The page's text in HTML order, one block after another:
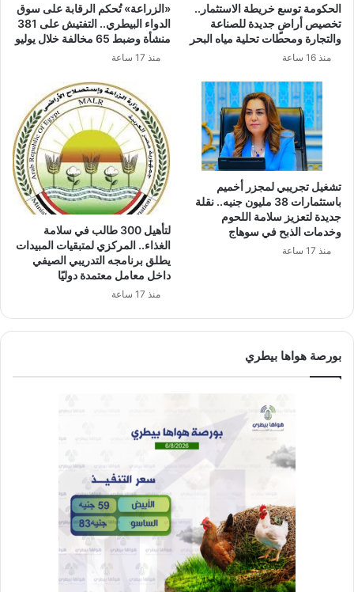
الحكومة توسع خريطة الاستثمار..
تخصيص أراضٍ جديدة للصناعة
والتجارة ومحطات تحلية مياه البحر
منذ 16 ساعة
«الزراعة» تُحكم الرقابة على سوق
الدواء البيطري.. التفتيش على 381
منشأة وضبط 65 مخالفة خلال يوليو
منذ 17 ساعة
تشغيل تجريبي لمجزر أخميم
باستثمارات 38 مليون جنيه.. نقلة
جديدة لتعزيز سلامة اللحوم
وخدمات الذبح في سوهاج
منذ 17 ساعة
لتأهيل 300 طالب في سلامة
الغذاء.. المركزي لمتبقيات المبيدات
يطلق برنامجه التدريبي الصيفي
داخل معامل معتمدة دوليًا
منذ 17 ساعة
بورصة هواها بيطري